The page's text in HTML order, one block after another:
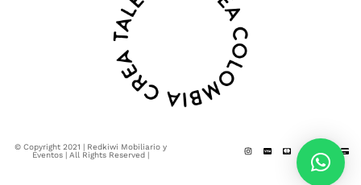
© Copyright 2021 | Redkiwi Mobiliario y
Eventos | All Rights Reserved |